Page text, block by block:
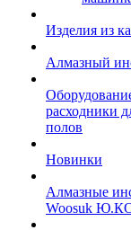
Изделия из
Алмазный
расходники
полов
Новинки
Алмазные
Woosuk